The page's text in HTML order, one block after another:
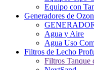
Equipo con
Generadores de
Agua y Aire
Agua Uso
Filtros de Lecho
Filtros Tanque